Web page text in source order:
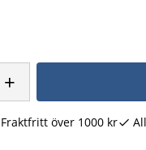
+
Fraktfritt över 1000 kr